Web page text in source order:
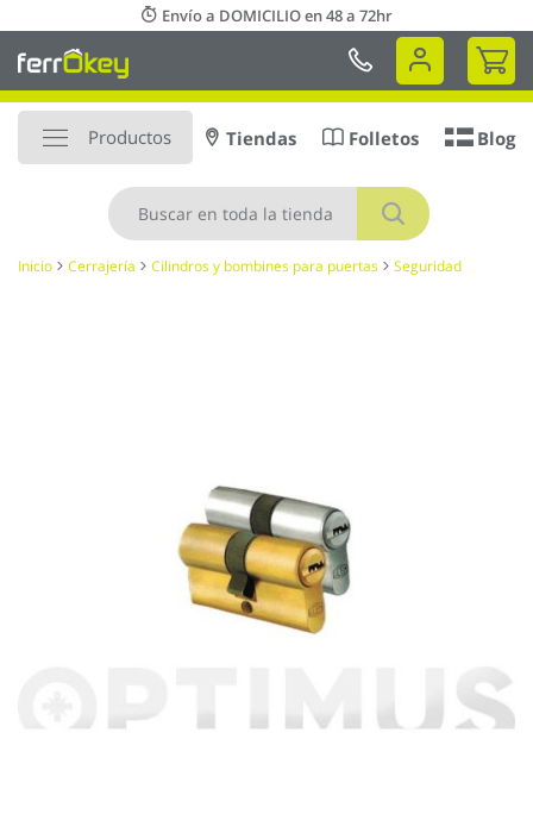
al
contenido
Envío a DOMICILIO en 48 a 72hr
Mi
Productos
Buscar
Tiendas Folletos Blog
Inicio Cerrajería Cilindros y bombines para puertas Seguridad